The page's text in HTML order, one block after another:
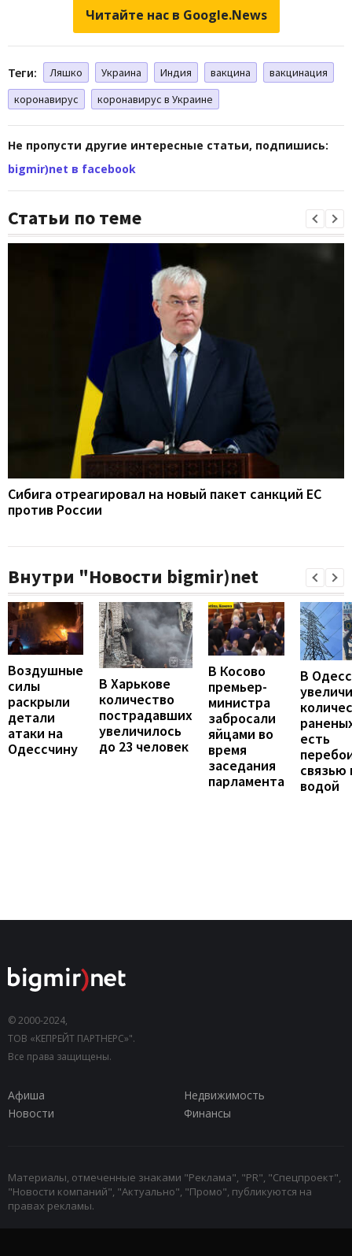
Читайте нас в Google.News
Теги: Ляшко Украина Индия вакцина
вакцинация
коронавирус
коронавирус в Украине
Не пропусти другие интересные статьи, подпишись:
bigmir)net в facebook
Статьи по теме
Сибига отреагировал на новый пакет санкций ЕС
против России
Внутри "Новости bigmir)net
Воздушные
силы
раскрыли
детали
атаки на
Одессчину
В Харькове
количество
пострадавших
увеличилось
до 23 человек
В Косово
премьер-
министра
забросали
яйцами во
время
заседания
парламента
В
есть
связью
водой
© 2000-2024,
ТОВ «КЕПРЕЙТ ПАРТНЕРС»".
Все права защищены.
Афиша
Недвижимость
Новости
Финансы
Материалы, отмеченные знаками "Реклама", "PR", "Спецпроект",
"Новости компаний", "Актуально", "Промо", публикуются на
правах рекламы.